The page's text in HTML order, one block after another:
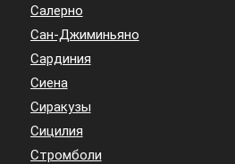
Салерно
Сан-Джиминьяно
Сардиния
Сиена
Сиракузы
Сицилия
Стромболи